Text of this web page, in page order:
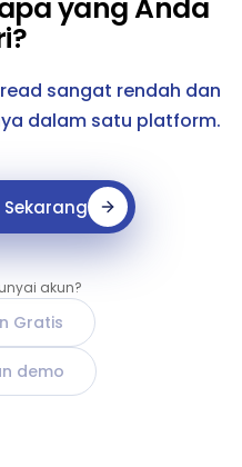
yang Anda
sangat rendah dan
dalam satu platform.
akun?
Gratis
demo